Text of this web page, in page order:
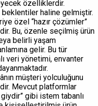
özelliklerdir.
beklentiler haline gelmiştir.
özel “hazır çözümler”
Bu, özenle seçilmiş ürün
belirli yaşam
gelir. Bu tür
veri yönetimi, envanter
müşteri yolculuğunu
Mevcut platformlar
gibi istem tabanlı